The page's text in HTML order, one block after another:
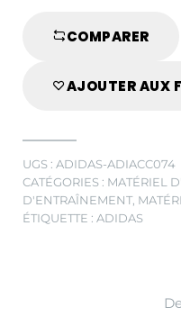
COMPARER
AJOUTER AUX
UGS : ADIDAS-ADIACC074
CATÉGORIES : MATÉRIEL
D'ENTRAÎNEMENT,
ÉTIQUETTE : ADIDAS